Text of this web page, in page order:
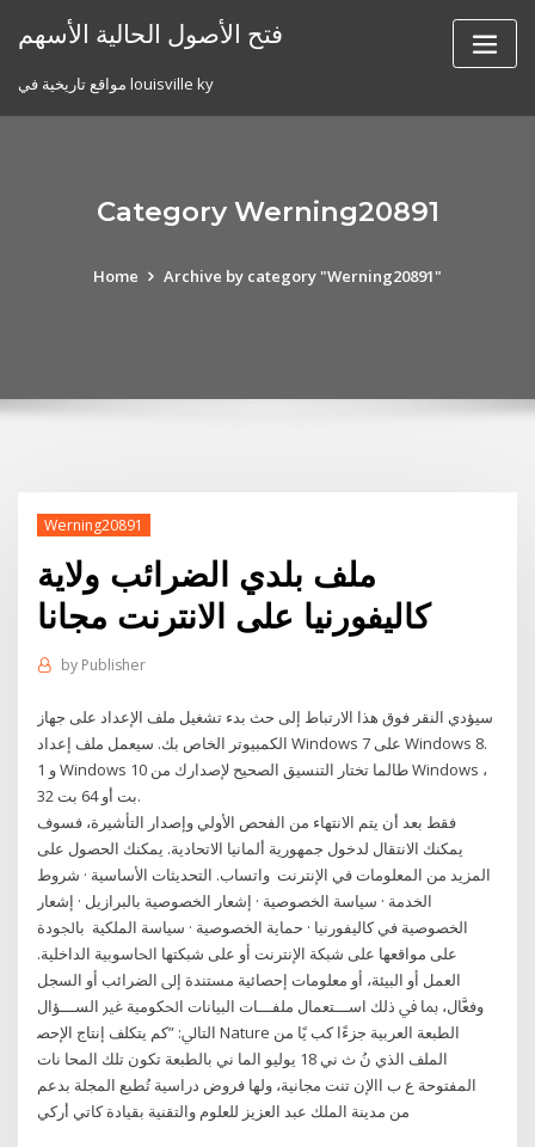
فتح الأصول الحالية الأسهم
مواقع تاريخية في louisville ky
Category Werning20891
Home Archive by category "Werning20891"
Werning20891
ملف بلدي الضرائب ولاية
كاليفورنيا على الانترنت مجانا
by Publisher
سيؤدي النقر فوق هذا الارتباط إلى حث بدء تشغيل ملف الإعداد على جهاز
الكمبيوتر الخاص بك. سيعمل ملف إعداد Windows 7 على Windows 8.
1 و Windows 10 طالما تختار التنسيق الصحيح لإصدارك من Windows ،
32 بت أو 64 بت.
فقط بعد أن يتم الانتهاء من الفحص الأولي وإصدار التأشيرة، فسوف
يمكنك الانتقال لدخول جمهورية ألمانيا الاتحادية. يمكنك الحصول على
المزيد من المعلومات في الإنترنت واتساب. التحديثات الأساسية · شروط
الخدمة · سياسة الخصوصية · إشعار الخصوصية بالبرازيل · إشعار
الخصوصية في كاليفورنيا · حماية الخصوصية · سياسة الملكية ﺑﺎﳉﻮﺩﺓ
ﻋﻠﻰ ﻣﻮﺍﻗﻌﻬﺎ ﻋﻠﻰ ﺷﺒﻜﺔ ﺍﻹﻧﺘﺮﻧﺖ ﺃﻭ ﻋﻠﻰ ﺷﺒﻜﺘﻬﺎ ﺍﳊﺎﺳﻮﺑﻴﺔ ﺍﻟﺪﺍﺧﻠﻴﺔ.
ﺍﻟﻌﻤﻞ ﺃﻭ ﺍﻟﺒﻴﺌﺔ، ﺃﻭ ﻣﻌﻠﻮﻣﺎﺕ ﺇﺣﺼﺎﺋﻴﺔ ﻣﺴﺘﻨﺪﺓ ﺇﱃ ﺍﻟﻀﺮﺍﺋﺐ ﺃﻭ ﺍﻟﺴﺠﻞ
ﻭﻓﻌﱠﺎﻝ، ﲟﺎ ﰲ ﺫﻟﻚ ﺍﺳـــﺘﻌﻤﺎﻝ ﻣﻠﻔـــﺎﺕ ﺍﻟﺒﻴﺎﻧﺎﺕ ﺍﳊﻜﻮﻣﻴﺔ ﻏﲑ ﺍﻟﺴـــﺆﺍﻝ
ﺍﻟﺘﺎﱄ: ”ﻛﻢ ﻳﺘﻜﻠﻒ ﺇﻧﺘﺎﺝ ﺍﻹﺣﺼ Nature الطبعة العربية جزءًا كب يًا من
الملف الذي نُ ث ني 18 يوليو الما ني بالطبعة تكون تلك المحا نات
المفتوحة ع ب االإن تنت مجانية، ولها فروض دراسية تُطبع المجلة بدعم
من مدينة الملك عبد العزيز للعلوم والتقنية بقيادة كاتي أركي